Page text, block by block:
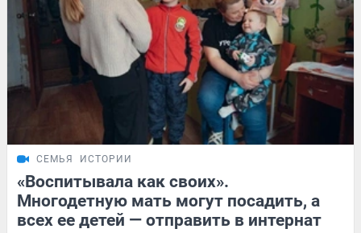
СЕМЬЯ ИСТОРИИ
«Воспитывала как своих».
Многодетную мать могут посадить, а
всех ее детей — отправить в интернат